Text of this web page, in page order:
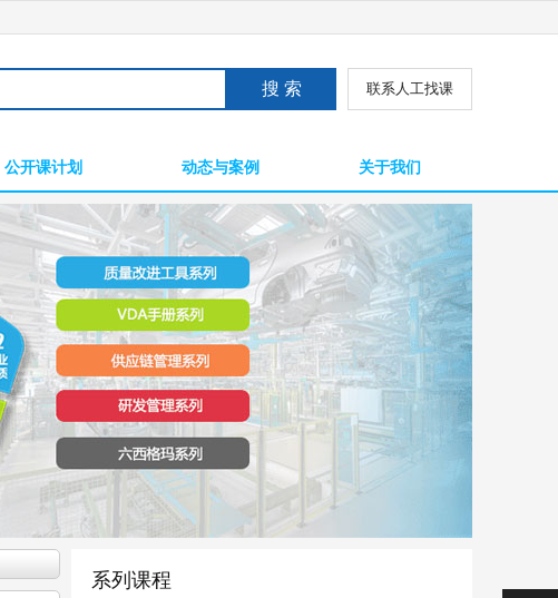
联系人工找课
公开课计划 动态与案例 关于我们
系列课程